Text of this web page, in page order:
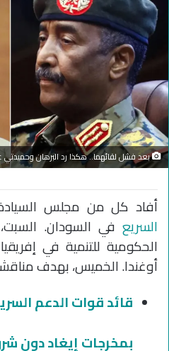
بعد فشل لقائهما.. هكذا رد البرهان وحميدتي
أفاد كل من مجلس السيادة
السريع في السودان.
الحكومية للتنمية في
أوغندا. الخميس، بهدف
قائد قوات الدعم
بمخرجات إيغاد دون